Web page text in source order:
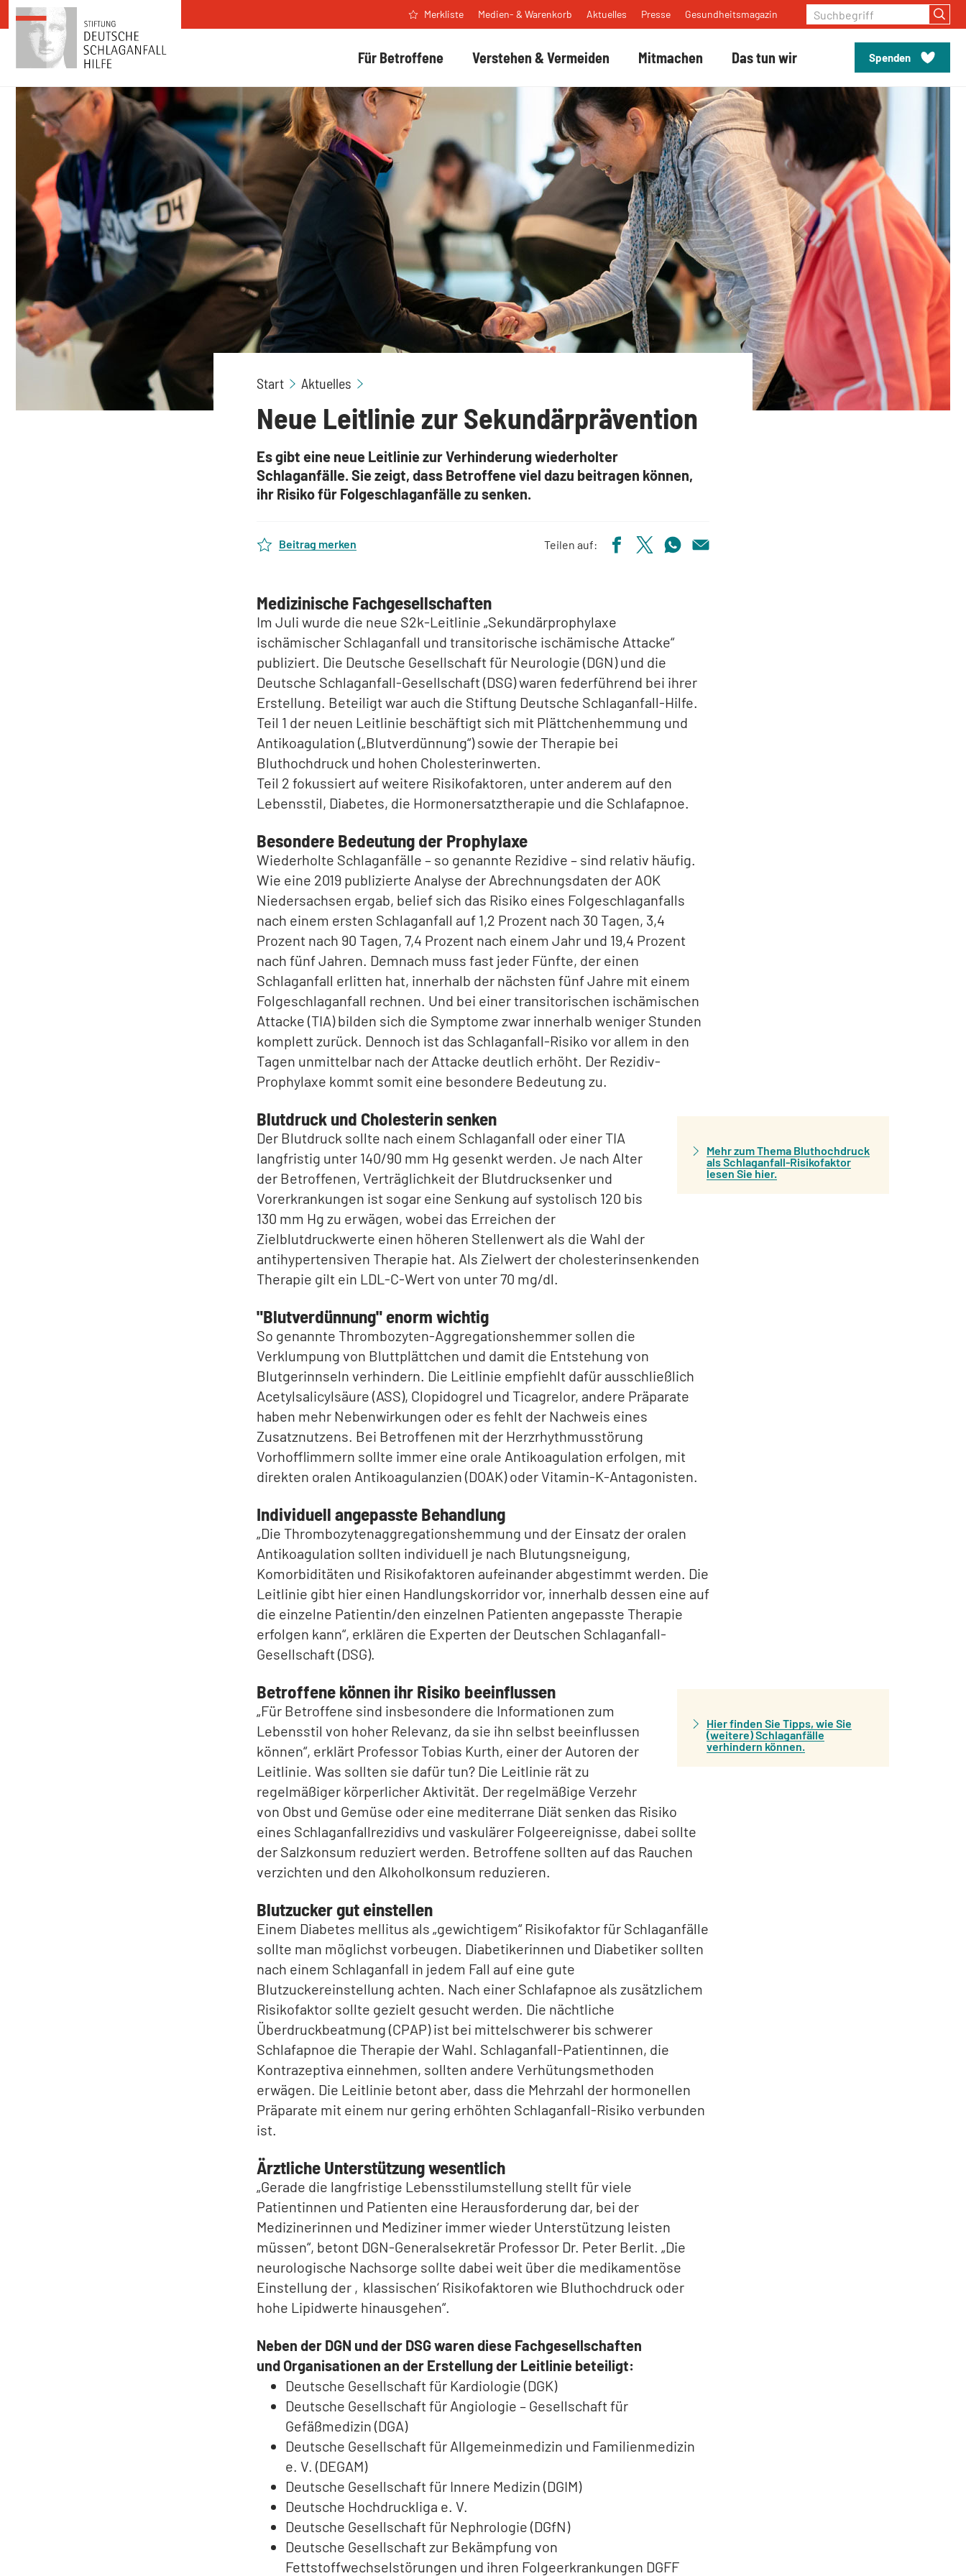
Zum Inhalt springen
Für Betroffene Verstehen & Vermeiden Mitmachen Das tun wir Spenden
Merkliste Medien- & Warenkorb Aktuelles Presse Gesundheitsmagazin Suchbegriff
Start Aktuelles
Neue Leitlinie zur Sekundärprävention
Es gibt eine neue Leitlinie zur Verhinderung wiederholter
Schlaganfälle. Sie zeigt, dass Betroffene viel dazu beitragen können,
ihr Risiko für Folgeschlaganfälle zu senken.
Beitrag merken Teilen auf:
Medizinische Fachgesellschaften
Im Juli wurde die neue S2k-Leitlinie „Sekundärprophylaxe
ischämischer Schlaganfall und transitorische ischämische Attacke“
publiziert. Die Deutsche Gesellschaft für Neurologie (DGN) und die
Deutsche Schlaganfall-Gesellschaft (DSG) waren federführend bei ihrer
Erstellung. Beteiligt war auch die Stiftung Deutsche Schlaganfall-Hilfe.
Teil 1 der neuen Leitlinie beschäftigt sich mit Plättchenhemmung und
Antikoagulation („Blutverdünnung“) sowie der Therapie bei
Bluthochdruck und hohen Cholesterinwerten.
Teil 2 fokussiert auf weitere Risikofaktoren, unter anderem auf den
Lebensstil, Diabetes, die Hormonersatztherapie und die Schlafapnoe.
Besondere Bedeutung der Prophylaxe
Wiederholte Schlaganfälle – so genannte Rezidive – sind relativ häufig.
Wie eine 2019 publizierte Analyse der Abrechnungsdaten der AOK
Niedersachsen ergab, belief sich das Risiko eines Folgeschlaganfalls
nach einem ersten Schlaganfall auf 1,2 Prozent nach 30 Tagen, 3,4
Prozent nach 90 Tagen, 7,4 Prozent nach einem Jahr und 19,4 Prozent
nach fünf Jahren. Demnach muss fast jeder Fünfte, der einen
Schlaganfall erlitten hat, innerhalb der nächsten fünf Jahre mit einem
Folgeschlaganfall rechnen. Und bei einer transitorischen ischämischen
Attacke (TIA) bilden sich die Symptome zwar innerhalb weniger Stunden
komplett zurück. Dennoch ist das Schlaganfall-Risiko vor allem in den
Tagen unmittelbar nach der Attacke deutlich erhöht. Der Rezidiv-
Prophylaxe kommt somit eine besondere Bedeutung zu.
Mehr zum Thema Bluthochdruck
als Schlaganfall-Risikofaktor
lesen Sie hier.
Blutdruck und Cholesterin senken
Der Blutdruck sollte nach einem Schlaganfall oder einer TIA
langfristig unter 140/90 mm Hg gesenkt werden. Je nach Alter
der Betroffenen, Verträglichkeit der Blutdrucksenker und
Vorerkrankungen ist sogar eine Senkung auf systolisch 120 bis
130 mm Hg zu erwägen, wobei das Erreichen der
Zielblutdruckwerte einen höheren Stellenwert als die Wahl der
antihypertensiven Therapie hat. Als Zielwert der cholesterinsenkenden
Therapie gilt ein LDL-C-Wert von unter 70 mg/dl.
"Blutverdünnung" enorm wichtig
So genannte Thrombozyten-Aggregationshemmer sollen die
Verklumpung von Bluttplättchen und damit die Entstehung von
Blutgerinnseln verhindern. Die Leitlinie empfiehlt dafür ausschließlich
Acetylsalicylsäure (ASS), Clopidogrel und Ticagrelor, andere Präparate
haben mehr Nebenwirkungen oder es fehlt der Nachweis eines
Zusatznutzens. Bei Betroffenen mit der Herzrhythmusstörung
Vorhofflimmern sollte immer eine orale Antikoagulation erfolgen, mit
direkten oralen Antikoagulanzien (DOAK) oder Vitamin-K-Antagonisten.
Individuell angepasste Behandlung
„Die Thrombozytenaggregationshemmung und der Einsatz der oralen
Antikoagulation sollten individuell je nach Blutungsneigung,
Komorbiditäten und Risikofaktoren aufeinander abgestimmt werden. Die
Leitlinie gibt hier einen Handlungskorridor vor, innerhalb dessen eine auf
die einzelne Patientin/den einzelnen Patienten angepasste Therapie
erfolgen kann“, erklären die Experten der Deutschen Schlaganfall-
Gesellschaft (DSG).
Hier finden Sie Tipps, wie Sie
(weitere) Schlaganfälle
verhindern können.
Betroffene können ihr Risiko beeinflussen
„Für Betroffene sind insbesondere die Informationen zum
Lebensstil von hoher Relevanz, da sie ihn selbst beeinflussen
können“, erklärt Professor Tobias Kurth, einer der Autoren der
Leitlinie. Was sollten sie dafür tun? Die Leitlinie rät zu
regelmäßiger körperlicher Aktivität. Der regelmäßige Verzehr
von Obst und Gemüse oder eine mediterrane Diät senken das Risiko
eines Schlaganfallrezidivs und vaskulärer Folgeereignisse, dabei sollte
der Salzkonsum reduziert werden. Betroffene sollten auf das Rauchen
verzichten und den Alkoholkonsum reduzieren.
Blutzucker gut einstellen
Einem Diabetes mellitus als „gewichtigem“ Risikofaktor für Schlaganfälle
sollte man möglichst vorbeugen. Diabetikerinnen und Diabetiker sollten
nach einem Schlaganfall in jedem Fall auf eine gute
Blutzuckereinstellung achten. Nach einer Schlafapnoe als zusätzlichem
Risikofaktor sollte gezielt gesucht werden. Die nächtliche
Überdruckbeatmung (CPAP) ist bei mittelschwerer bis schwerer
Schlafapnoe die Therapie der Wahl. Schlaganfall-Patientinnen, die
Kontrazeptiva einnehmen, sollten andere Verhütungsmethoden
erwägen. Die Leitlinie betont aber, dass die Mehrzahl der hormonellen
Präparate mit einem nur gering erhöhten Schlaganfall-Risiko verbunden
ist.
Ärztliche Unterstützung wesentlich
„Gerade die langfristige Lebensstilumstellung stellt für viele
Patientinnen und Patienten eine Herausforderung dar, bei der
Medizinerinnen und Mediziner immer wieder Unterstützung leisten
müssen“, betont DGN-Generalsekretär Professor Dr. Peter Berlit. „Die
neurologische Nachsorge sollte dabei weit über die medikamentöse
Einstellung der ‚klassischen‘ Risikofaktoren wie Bluthochdruck oder
hohe Lipidwerte hinausgehen“.
Neben der DGN und der DSG waren diese Fachgesellschaften
und Organisationen an der Erstellung der Leitlinie beteiligt:
Deutsche Gesellschaft für Kardiologie (DGK)
Deutsche Gesellschaft für Angiologie – Gesellschaft für
Gefäßmedizin (DGA)
Deutsche Gesellschaft für Allgemeinmedizin und Familienmedizin
e. V. (DEGAM)
Deutsche Gesellschaft für Innere Medizin (DGIM)
Deutsche Hochdruckliga e. V.
Deutsche Gesellschaft für Nephrologie (DGfN)
Deutsche Gesellschaft zur Bekämpfung von
Fettstoffwechselstörungen und ihren Folgeerkrankungen DGFF